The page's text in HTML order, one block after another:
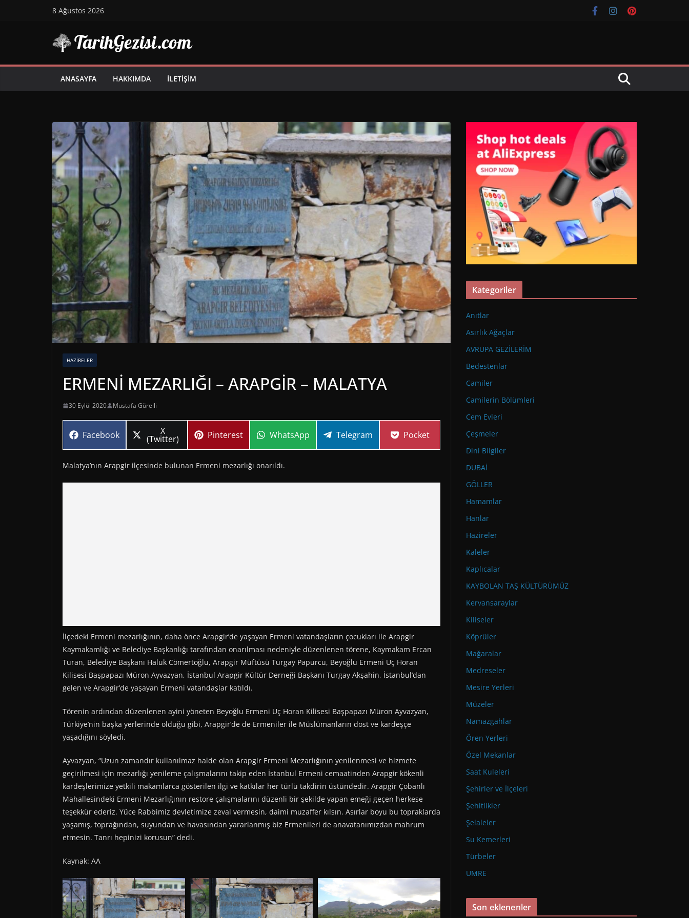
8 Ağustos 2026
ANASAYFA HAKKIMDA İLETIŞIM
HAZIRELER
ERMENİ MEZARLIĞI – ARAPGİR – MALATYA
30 Eylül 2020 Mustafa Gürelli
Share
Facebook Share
on
X
(Twitter) Share
Pinterest Share
WhatsApp Share
Telegram Share
Pocket
Malatya’nın Arapgir ilçesinde bulunan Ermeni mezarlığı onarıldı.
İlçedeki Ermeni mezarlığının, daha önce Arapgir’de yaşayan Ermeni vatandaşların çocukları ile Arapgir
Kaymakamlığı ve Belediye Başkanlığı tarafından onarılması nedeniyle düzenlenen törene, Kaymakam Ercan
Turan, Belediye Başkanı Haluk Cömertoğlu, Arapgir Müftüsü Turgay Papurcu, Beyoğlu Ermeni Uç Horan
Kilisesi Başpapazı Müron Ayvazyan, İstanbul Arapgir Kültür Derneği Başkanı Turgay Akşahin, İstanbul’dan
gelen ve Arapgir’de yaşayan Ermeni vatandaşlar katıldı.
Törenin ardından düzenlenen ayini yöneten Beyoğlu Ermeni Uç Horan Kilisesi Başpapazı Müron Ayvazyan,
Türkiye’nin başka yerlerinde olduğu gibi, Arapgir’de de Ermeniler ile Müslümanların dost ve kardeşçe
yaşadığını söyledi.
Ayvazyan, “Uzun zamandır kullanılmaz halde olan Arapgir Ermeni Mezarlığının yenilenmesi ve hizmete
geçirilmesi için mezarlığı yenileme çalışmalarını takip eden İstanbul Ermeni cemaatinden Arapgir kökenli
kardeşlerimize yetkili makamlarca gösterilen ilgi ve katkılar her türlü takdirin üstündedir. Arapgir Çobanlı
Mahallesindeki Ermeni Mezarlığının restore çalışmalarını düzenli bir şekilde yapan emeği geçen herkese
teşekkür ederiz. Yüce Rabbimiz devletimize zeval vermesin, daimi muzaffer kılsın. Asırlar boyu bu topraklarda
yaşamış, toprağından, suyundan ve havasından yararlanmış biz Ermenileri de anavatanımızdan mahrum
etmesin. Tanrı hepinizi korusun” dedi.
Kaynak: AA
Kategoriler
Anıtlar
Asırlık Ağaçlar
AVRUPA GEZİLERİM
Bedestenlar
Camiler
Camilerin Bölümleri
Cem Evleri
Çeşmeler
Dini Bilgiler
DUBAİ
GÖLLER
Hamamlar
Hanlar
Hazireler
Kaleler
Kaplıcalar
KAYBOLAN TAŞ KÜLTÜRÜMÜZ
Kervansaraylar
Kiliseler
Köprüler
Mağaralar
Medreseler
Mesire Yerleri
Müzeler
Namazgahlar
Ören Yerleri
Özel Mekanlar
Saat Kuleleri
Şehirler ve İlçeleri
Şehitlikler
Şelaleler
Su Kemerleri
Türbeler
UMRE
Son eklenenler